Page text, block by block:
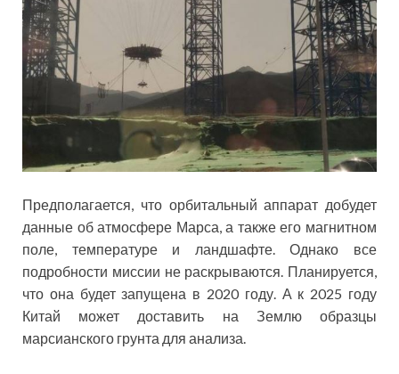
Предполагается, что орбитальный аппарат добудет
данные об атмосфере Марса, а также его магнитном
поле, температуре и ландшафте. Однако все
подробности миссии не раскрываются. Планируется,
что она будет запущена в 2020 году. А к 2025 году
Китай может доставить на Землю образцы
марсианского грунта для анализа.